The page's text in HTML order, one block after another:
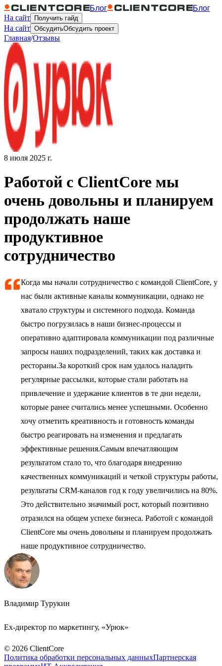
Блог
Блог
На сайт
Получить гайд
На сайт ОбсудитьОбсудить проект
Главная/Отзывы
8 июля 2025 г.
Работой с ClientCore мы
очень довольны и планируем
продолжать наше
продуктивное
сотрудничество
Когда мы начали сотрудничество с командой ClientCore, у
нас были активные каналы коммуникации, однако не
хватало структуры и системного подхода. Команда
быстро погрузилась в наши бизнес-процессы и
оперативно адаптировала коммуникации под различные
запросы наших подразделений, таких как доставка и
рестораны.За короткий срок нам удалось наладить
регулярные рассылки, которые стали работать на
привлечение и удержание клиентов в те дни недели,
которые ранее считались менее успешными. Особенно
хочу отметить креативность и готовность команды
быстро реагировать на изменения и предлагать
эффективные решения.Самым впечатляющим
результатом стало то, что благодаря внедрению
качественных коммуникаций и четкой структуры работы,
результаты CRM-каналов год к году увеличились на 80%.
Это действительно значимый рост, который позитивно
отразился на общем успехе бизнеса. Работой с командой
ClientCore мы очень довольны и планируем продолжать
наше продуктивное сотрудничество.
Владимир Турукин
Ex-директор по маркетингу, «Урюк»
© 2026 ClientCore
Политика обработки персональных данныхПартнерская